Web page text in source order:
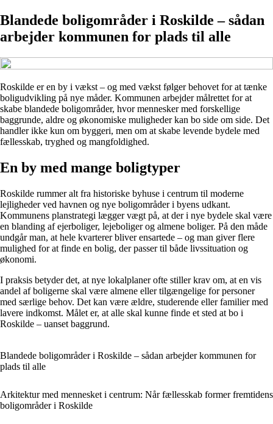
Blandede boligområder i Roskilde – sådan
arbejder kommunen for plads til alle
Roskilde er en by i vækst – og med vækst følger behovet for at tænke
boligudvikling på nye måder. Kommunen arbejder målrettet for at
skabe blandede boligområder, hvor mennesker med forskellige
baggrunde, aldre og økonomiske muligheder kan bo side om side. Det
handler ikke kun om byggeri, men om at skabe levende bydele med
fællesskab, tryghed og mangfoldighed.
En by med mange boligtyper
Roskilde rummer alt fra historiske byhuse i centrum til moderne
lejligheder ved havnen og nye boligområder i byens udkant.
Kommunens planstrategi lægger vægt på, at der i nye bydele skal være
en blanding af ejerboliger, lejeboliger og almene boliger. På den måde
undgår man, at hele kvarterer bliver ensartede – og man giver flere
mulighed for at finde en bolig, der passer til både livssituation og
økonomi.
I praksis betyder det, at nye lokalplaner ofte stiller krav om, at en vis
andel af boligerne skal være almene eller tilgængelige for personer
med særlige behov. Det kan være ældre, studerende eller familier med
lavere indkomst. Målet er, at alle skal kunne finde et sted at bo i
Roskilde – uanset baggrund.
Blandede boligområder i Roskilde – sådan arbejder kommunen for
plads til alle
Arkitektur med mennesket i centrum: Når fællesskab former fremtidens
boligområder i Roskilde